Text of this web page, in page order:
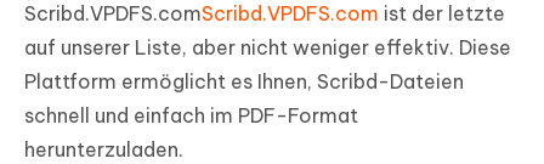
Scribd.VPDFS.comScribd.VPDFS.com ist der letzte
auf unserer Liste, aber nicht weniger effektiv. Diese
Plattform ermöglicht es Ihnen, Scribd-Dateien
schnell und einfach im PDF-Format
herunterzuladen.